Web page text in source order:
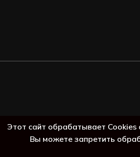
Этот сайт обрабатывает
Вы можете запретить